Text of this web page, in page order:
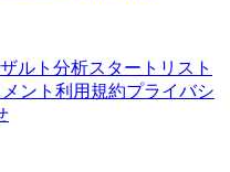
ルト分析スタートリスト
ント 利用規約プライバシ